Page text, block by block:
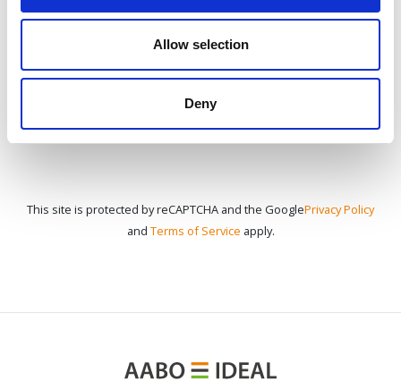
Allow selection
Deny
This site is protected by reCAPTCHA and the GooglePrivacy Policy
and Terms of Service apply.